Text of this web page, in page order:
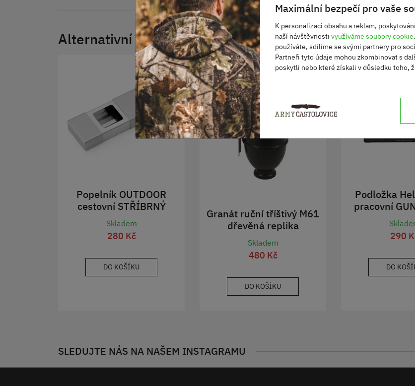
Alternativní produkty
Popelník OUTDOOR
cestovní STŘÍBRNÝ
Skladem
280 Kč
DO KOŠÍKU
Granát ruční tříštivý M61
dřevěná replika
Skladem
480 Kč
DO KOŠÍKU
Podložka
pracovní
ČERNÁ
290
DO
SLEDUJTE NÁS NA NAŠEM INSTAGRAMU
Maximální bezpečí pro vaše
K personalizaci obsahu a reklam,
naší návštěvnosti využíváme soubory cookie
používáte, sdílíme se svými partnery pro
Partneři tyto údaje mohou zkombinovat s
poskytli nebo které získali v důsledku toho,